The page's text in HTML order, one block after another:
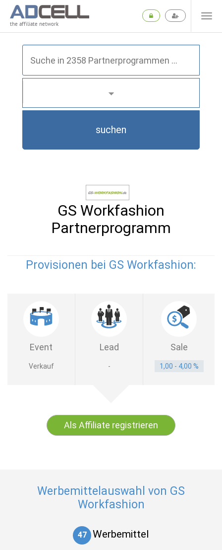
the affiliate network
suchen
GS Workfashion
Partnerprogramm
Provisionen bei GS Workfashion:
Event Lead Sale
Verkauf - 1,00 - 4,00 %
Als Affiliate registrieren
Werbemittelauswahl von GS
Workfashion
47 Werbemittel